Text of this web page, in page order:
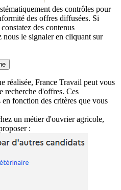
des contrôles pour
des offres diffusées. Si
des contenus
le signaler en cliquant sur
réalisée, France Travail peut vous
recherche d'offres. Ces
en fonction des critères que vous
un métier d'ouvrier agricole,
: